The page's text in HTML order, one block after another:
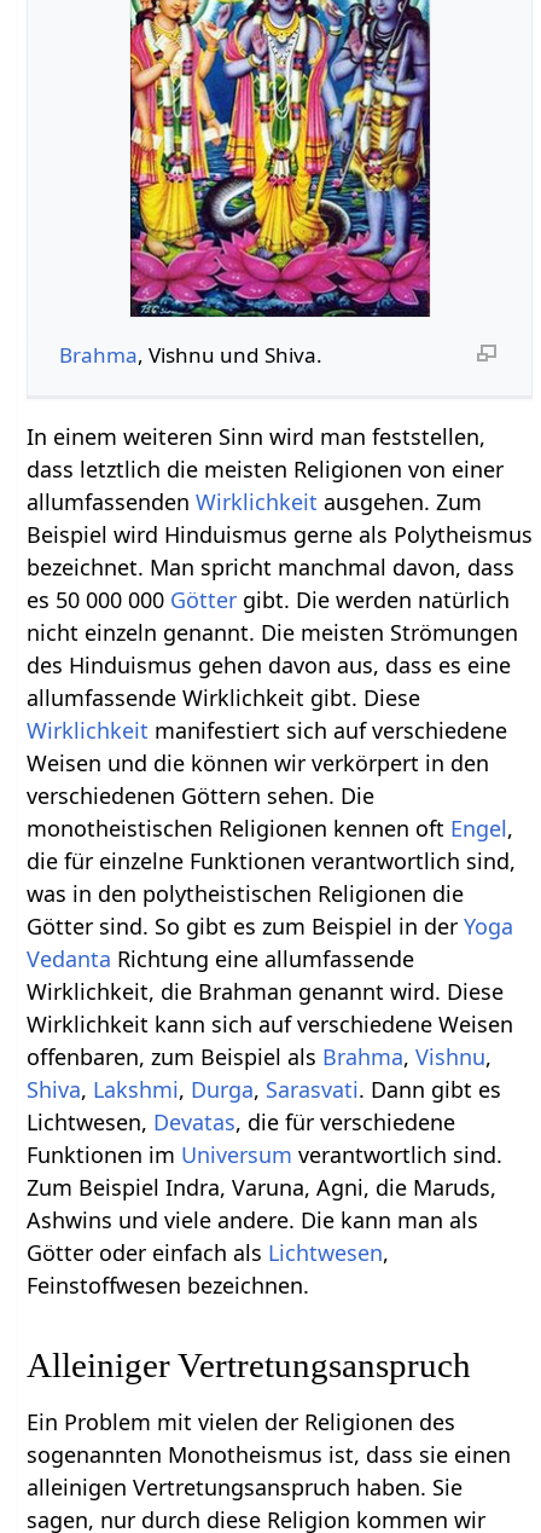
Brahma, Vishnu und Shiva.
In einem weiteren Sinn wird man feststellen,
dass letztlich die meisten Religionen von einer
allumfassendenWirklichkeit ausgehen. Zum
Beispiel wird Hinduismus gerne als Polytheismus
bezeichnet. Man spricht manchmal davon, dass
es 50 000 000 Götter gibt. Die werden natürlich
nicht einzeln genannt. Die meisten Strömungen
des Hinduismus gehen davon aus, dass es eine
allumfassende Wirklichkeit gibt. Diese
Wirklichkeit manifestiert sich auf verschiedene
Weisen und die können wir verkörpert in den
verschiedenen Göttern sehen. Die
monotheistischen Religionen kennen oft Engel,
die für einzelne Funktionen verantwortlich sind,
was in den polytheistischen Religionen die
Götter sind. So gibt es zum Beispiel in derYoga
Vedanta Richtung eine allumfassende
Wirklichkeit, die Brahman genannt wird. Diese
Wirklichkeit kann sich auf verschiedene Weisen
offenbaren, zum Beispiel als Brahma,Vishnu,
Shiva, Lakshmi, Durga, Sarasvati. Dann gibt es
Lichtwesen, Devatas, die für verschiedene
Funktionen im Universum verantwortlich sind.
Zum Beispiel Indra, Varuna, Agni, die Maruds,
Ashwins und viele andere. Die kann man als
Götter oder einfach als Lichtwesen,
Feinstoffwesen bezeichnen.
Alleiniger Vertretungsanspruch
Ein Problem mit vielen der Religionen des
sogenannten Monotheismus ist, dass sie einen
alleinigen Vertretungsanspruch haben. Sie
sagen, nur durch diese Religion kommen wir